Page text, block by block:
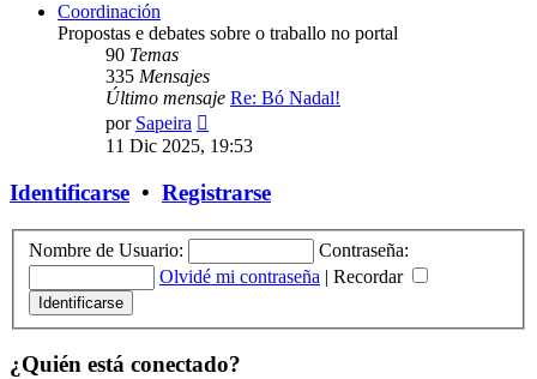
Coordinación
Propostas e debates sobre o traballo no portal
90 Temas
335 Mensajes
Último mensaje Re: Bó Nadal!
por Sapeira
último
11 Dic 2025, 19:53
Identificarse • Registrarse
Nombre de Usuario:
Contraseña:
Olvidé mi contraseña | Recordar
¿Quién está conectado?